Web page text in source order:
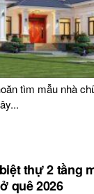
tìm mẫu nhà
thự 2 tầng
quê 2026